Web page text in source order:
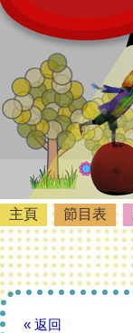
主頁 節目表
« 返回